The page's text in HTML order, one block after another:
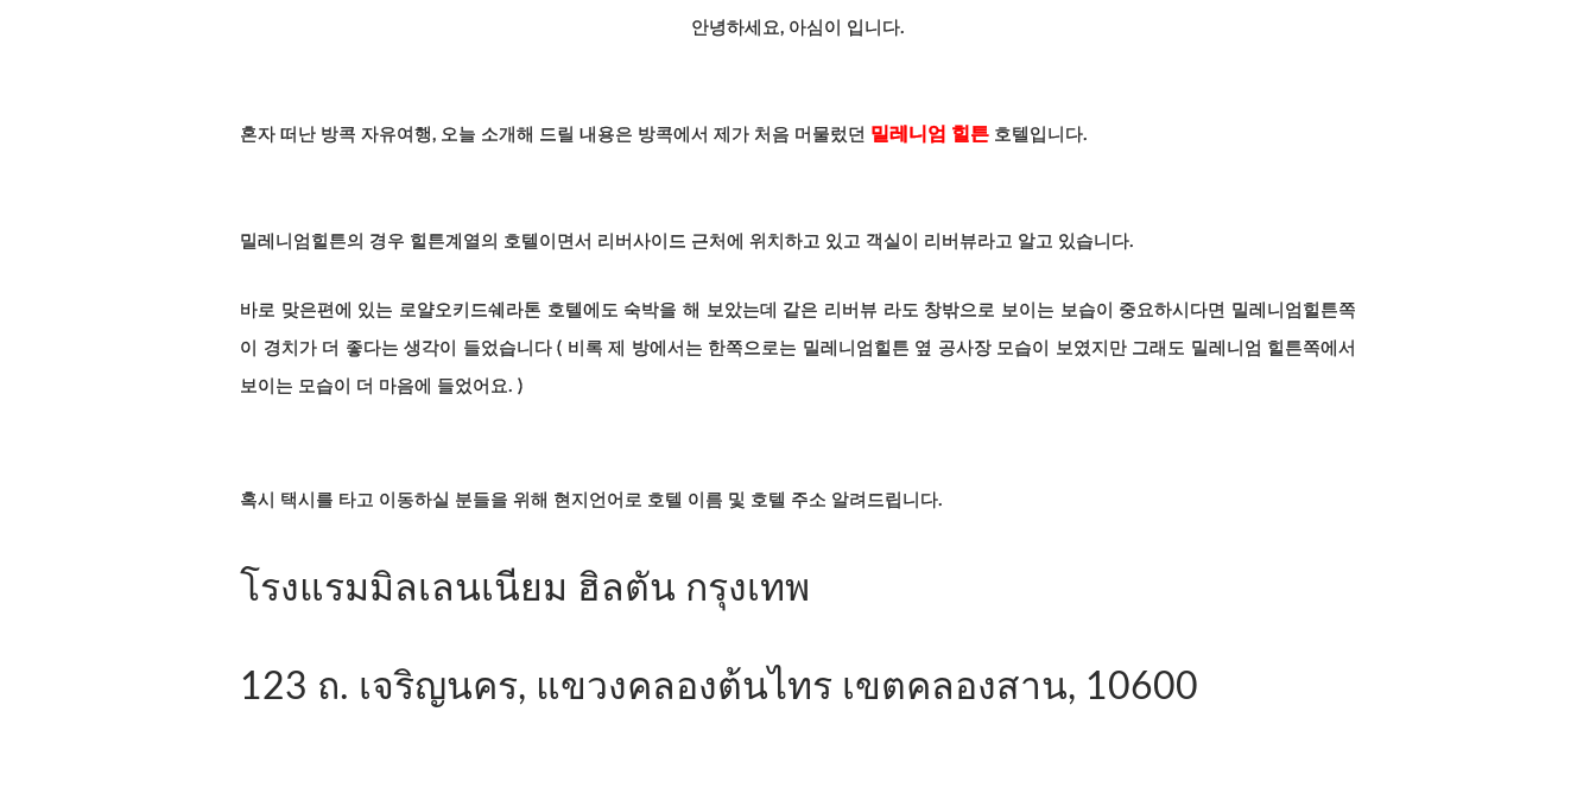
안녕하세요, 아심이 입니다.
혼자 떠난 방콕 자유여행, 오늘 소개해 드릴 내용은 방콕에서 제가 처음 머물렀던 밀레니엄 힐튼 호텔입니다.
밀레니엄힐튼의 경우 힐튼계열의 호텔이면서 리버사이드 근처에 위치하고 있고 객실이 리버뷰라고 알고 있습니다.
바로 맞은편에 있는 로얄오키드쉐라톤 호텔에도 숙박을 해 보았는데 같은 리버뷰 라도 창밖으로 보이는 보습이 중요하시다면 밀레니엄힐튼쪽
이 경치가 더 좋다는 생각이 들었습니다 ( 비록 제 방에서는 한쪽으로는 밀레니엄힐튼 옆 공사장 모습이 보였지만 그래도 밀레니엄 힐튼쪽에서
보이는 모습이 더 마음에 들었어요. )
혹시 택시를 타고 이동하실 분들을 위해 현지언어로 호텔 이름 및 호텔 주소 알려드립니다.
โรงแรมมิลเลนเนียม ฮิลตัน กรุงเทพ
123 ถ. เจริญนคร, แขวงคลองต้นไทร เขตคลองสาน, 10600